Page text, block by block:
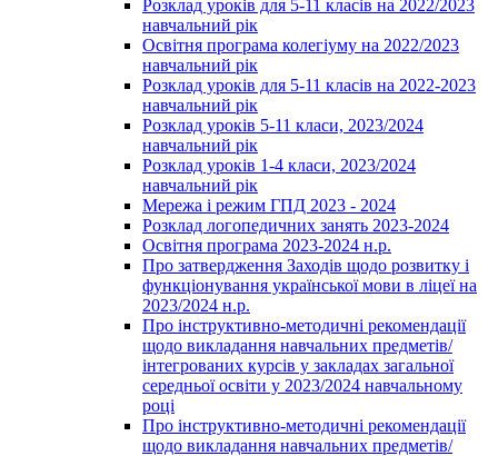
Розклад уроків для 5-11 класів на 2022/2023
навчальний рік
Освітня програма колегіуму на 2022/2023
навчальний рік
Розклад уроків для 5-11 класів на 2022-2023
навчальний рік
Розклад уроків 5-11 класи, 2023/2024
навчальний рік
Розклад уроків 1-4 класи, 2023/2024
навчальний рік
Мережа і режим ГПД 2023 - 2024
Розклад логопедичних занять 2023-2024
Освітня програма 2023-2024 н.р.
Про затвердження Заходів щодо розвитку і
функціонування української мови в ліцеї на
2023/2024 н.р.
Про інструктивно-методичні рекомендації
щодо викладання навчальних предметів/
інтегрованих курсів у закладах загальної
середньої освіти у 2023/2024 навчальному
році
Про інструктивно-методичні рекомендації
щодо викладання навчальних предметів/